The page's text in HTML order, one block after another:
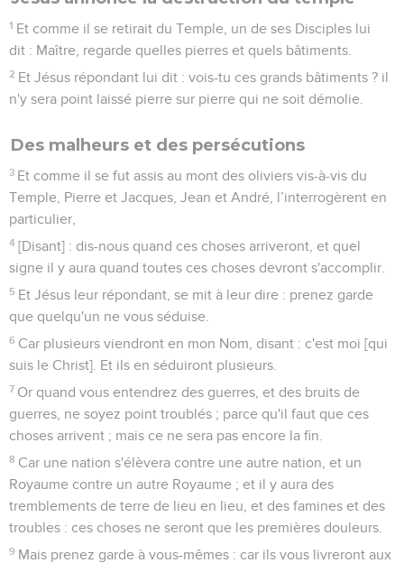
1 Et comme il se retirait du Temple, un de ses Disciples lui
dit : Maître, regarde quelles pierres et quels bâtiments.
2 Et Jésus répondant lui dit : vois-tu ces grands bâtiments ? il
n'y sera point laissé pierre sur pierre qui ne soit démolie.
Des malheurs et des persécutions
3 Et comme il se fut assis au mont des oliviers vis-à-vis du
Temple, Pierre et Jacques, Jean et André, l’interrogèrent en
particulier,
4 [Disant] : dis-nous quand ces choses arriveront, et quel
signe il y aura quand toutes ces choses devront s'accomplir.
5 Et Jésus leur répondant, se mit à leur dire : prenez garde
que quelqu'un ne vous séduise.
6 Car plusieurs viendront en mon Nom, disant : c'est moi [qui
suis le Christ]. Et ils en séduiront plusieurs.
7 Or quand vous entendrez des guerres, et des bruits de
guerres, ne soyez point troublés ; parce qu'il faut que ces
choses arrivent ; mais ce ne sera pas encore la fin.
8 Car une nation s'élèvera contre une autre nation, et un
Royaume contre un autre Royaume ; et il y aura des
tremblements de terre de lieu en lieu, et des famines et des
troubles : ces choses ne seront que les premières douleurs.
9 Mais prenez garde à vous-mêmes : car ils vous livreront aux